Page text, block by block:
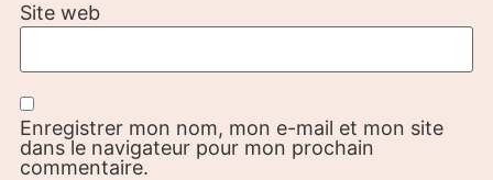
Site web
Enregistrer mon nom, mon e-mail et mon site
dans le navigateur pour mon prochain
commentaire.